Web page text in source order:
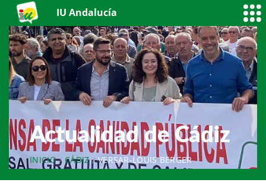
IU Andalucía
Actualidad de Cádiz
INICIO CÁDIZ VERSAR-LOUIS BERGER